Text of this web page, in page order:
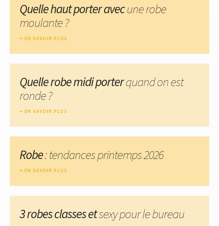
Quelle haut porter avecune robe
moulante ?
EN SAVOIR PLUS
Quelle robe midi porterquand on est
ronde ?
EN SAVOIR PLUS
Robe: tendances printemps 2026
EN SAVOIR PLUS
3 robes classes etsexy pour le bureau